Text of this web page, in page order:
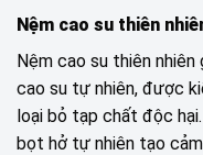
Nệm cao su thiên
Nệm cao su thiên
cao su tự nhiên, được
loại bỏ tạp chất độc
bọt hở tự nhiên tạo